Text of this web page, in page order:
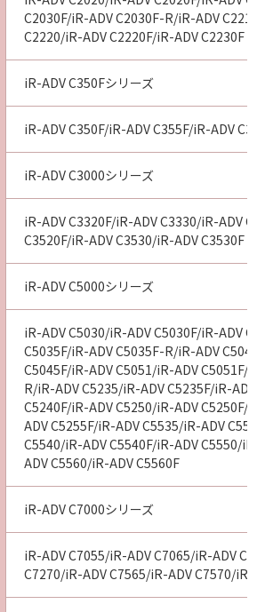
C2030F/iR-ADV C2030F-R/iR-ADV
C2220/iR-ADV C2220F/iR-ADV C2230F
iR-ADV C350Fシリーズ
iR-ADV C350F/iR-ADV C355F/iR-ADV
iR-ADV C3000シリーズ
iR-ADV C3320F/iR-ADV C3330/iR-ADV
C3520F/iR-ADV C3530/iR-ADV C3530F
iR-ADV C5000シリーズ
iR-ADV C5030/iR-ADV C5030F/iR-ADV
C5035F/iR-ADV C5035F-R/iR-ADV
C5045F/iR-ADV C5051/iR-ADV C5051F/
R/iR-ADV C5235/iR-ADV C5235F/iR-ADV
C5240F/iR-ADV C5250/iR-ADV C5250F/
ADV C5255F/iR-ADV C5535/iR-ADV
C5540/iR-ADV C5540F/iR-ADV C5550/iR-
ADV C5560/iR-ADV C5560F
iR-ADV C7000シリーズ
iR-ADV C7055/iR-ADV C7065/iR-ADV
C7270/iR-ADV C7565/iR-ADV C7570/iR-